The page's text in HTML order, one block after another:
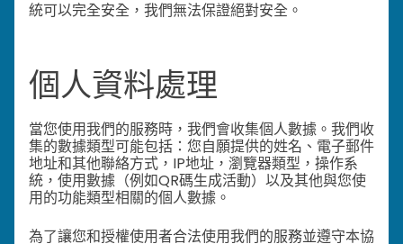
統可以完全安全，我們無法保證絕對安全。
個人資料處理
當您使用我們的服務時，我們會收集個人數據。我們收
集的數據類型可能包括：您自願提供的姓名、電子郵件
地址和其他聯絡方式，IP地址，瀏覽器類型，操作系
統，使用數據（例如QR碼生成活動）以及其他與您使
用的功能類型相關的個人數據。
為了讓您和授權使用者合法使用我們的服務並遵守本協